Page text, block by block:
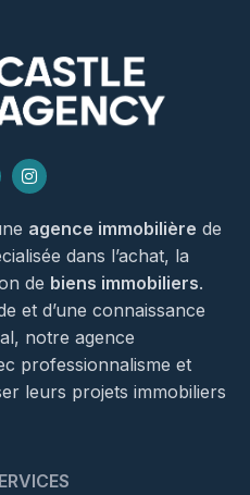
agence immobilière de
dans l’achat, la
de biens immobiliers.
et d’une connaissance
notre agence
professionnalisme et
leurs projets immobiliers